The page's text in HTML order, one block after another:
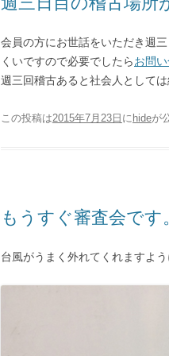
会員の方にお世話をいただき週
くいですので必要でしたらお問
週三回稽古あると社会人として
この投稿は2015年7月23日 に hideが
もうすぐ審査会です
台風がうまく外れてくれますよう